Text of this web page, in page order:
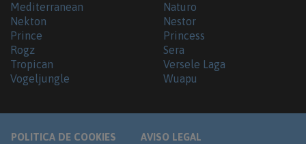
Mediterranean
Naturo
Nekton
Nestor
Prince
Princess
Rogz
Sera
Tropican
Versele Laga
Vogeljungle
Wuapu
POLITICA DE COOKIES AVISO LEGAL